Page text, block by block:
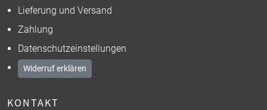
Lieferung und Versand
Zahlung
Datenschutzeinstellungen
Widerruf erklären
KONTAKT